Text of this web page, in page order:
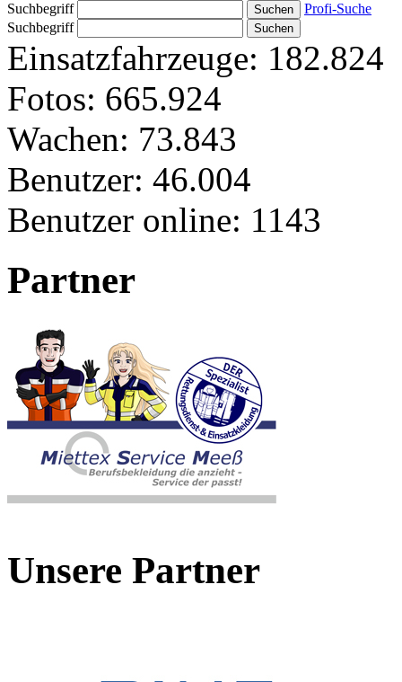
Suchbegriff
Profi-Suche
Suchbegriff
Einsatzfahrzeuge: 182.824
Fotos: 665.924
Wachen: 73.843
Benutzer: 46.004
Benutzer online: 1143
Partner
Unsere Partner